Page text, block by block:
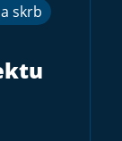
skrb